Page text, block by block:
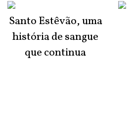
Santo Estêvão, uma
história de sangue
que continua